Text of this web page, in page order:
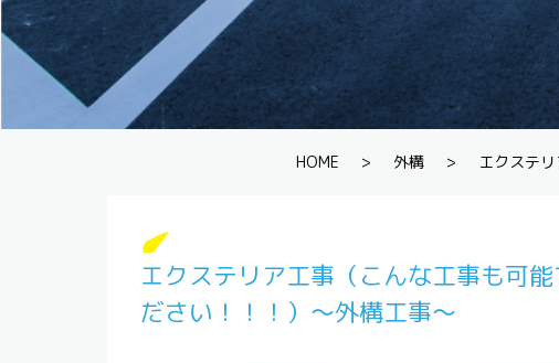
HOME > 外構 > エクステ
エクステリア工事（こんな工事も可
ださい！！！）～外構工事～